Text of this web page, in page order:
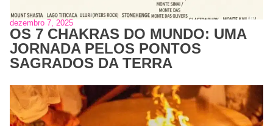
dezembro 7, 2025
OS 7 CHAKRAS DO MUNDO: UMA
JORNADA PELOS PONTOS
SAGRADOS DA TERRA